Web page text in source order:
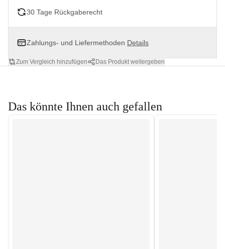
30 Tage Rückgaberecht
Zahlungs- und Liefermethoden Details
Zum Vergleich hinzufügen Das Produkt weitergeben
Das könnte Ihnen auch gefallen